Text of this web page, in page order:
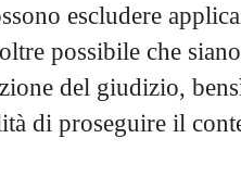
escludere
possibile che
del giudizio,
di proseguire il